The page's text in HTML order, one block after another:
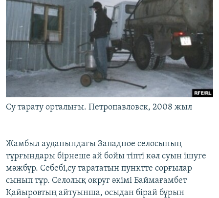
Су тарату орталығы. Петропавловск, 2008 жыл
Жамбыл ауданындағы Западное селосының
тұрғындары бірнеше ай бойы тіпті көл суын ішуге
мәжбүр. Себебі,су тарататын пунктте сорғылар
сынып тұр. Селолық округ әкімі Баймағамбет
Қайыровтың айтуынша, осыдан бірай бұрын